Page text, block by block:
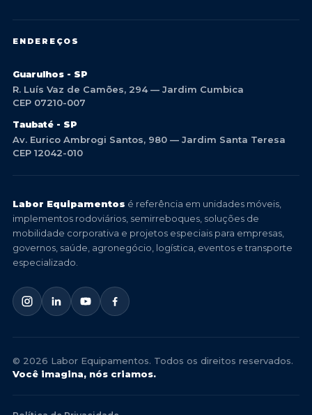
ENDEREÇOS
Guarulhos - SP
R. Luís Vaz de Camões, 294 — Jardim Cumbica
CEP 07210-007
Taubaté - SP
Av. Eurico Ambrogi Santos, 980 — Jardim Santa Teresa
CEP 12042-010
Labor Equipamentos é referência em unidades móveis,
implementos rodoviários, semirreboques, soluções de
mobilidade corporativa e projetos especiais para empresas,
governos, saúde, agronegócio, logística, eventos e transporte
especializado.
© 2026 Labor Equipamentos. Todos os direitos reservados.
Você imagina, nós criamos.